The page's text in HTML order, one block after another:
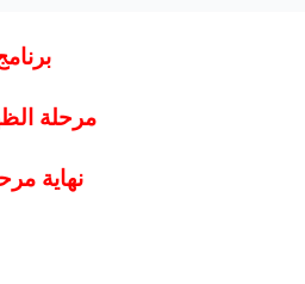
مرحلة الظهور (ج35) - المسار 2
نهاية مرحلة